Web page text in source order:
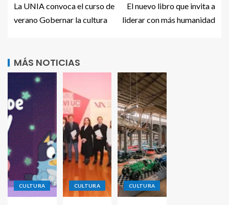
La UNIA convoca el curso de
verano Gobernar la cultura
El nuevo libro que invita a
liderar con más humanidad
MÁS NOTICIAS
CULTURA CULTURA CULTURA